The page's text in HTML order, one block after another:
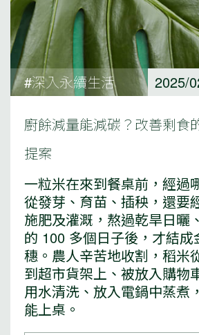
#深入永續生活 2025/
廚餘減量能減碳？改善剩食
提案
一粒米在來到餐桌前，經過
從發芽、育苗、插秧，還要
施肥及灌溉，熬過乾旱日曬
的 100 多個日子後，才結成
穗。農人辛苦地收割，稻米
到超市貨架上、被放入購物
用水清洗、放入電鍋中蒸煮
能上桌。